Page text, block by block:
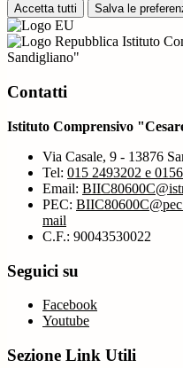
Accetta tutti Salva le
Istituto
Sandigliano"
Contatti
Istituto Comprensivo
Via Casale, 9 - 13876
Tel: 015 2493202 e
Email:
PEC:
mail
C.F.: 90043530022
Seguici su
Facebook
Youtube
Sezione Link Utili